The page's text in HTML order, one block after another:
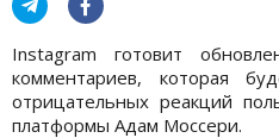
Instagram готовит
комментариев, которая
отрицательных реакций
платформы Адам Моссери.